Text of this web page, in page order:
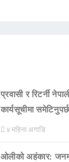
प्रवासी र रिटर्नी
कार्यसूचीमा समेटिनुपर्छ
४ महिना अगाडि
ओलीको अहंकार: